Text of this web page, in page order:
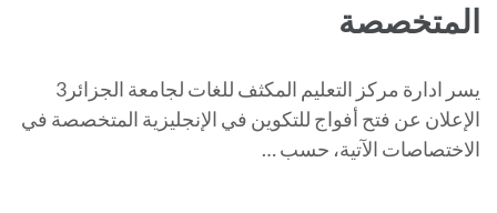
المتخصصة
يسر ادارة مركز التعليم المكثف للغات لجامعة الجزائر3
الإعلان عن فتح أفواج للتكوين في الإنجليزية المتخصصة في
الاختصاصات الآتية، حسب …